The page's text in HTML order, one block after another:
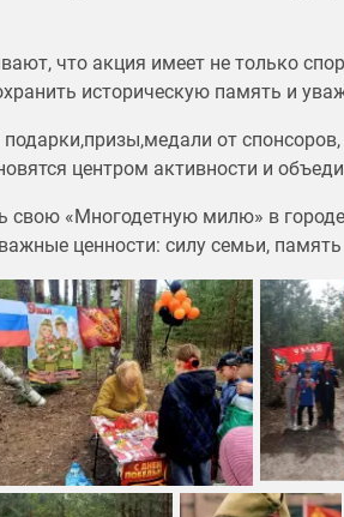
что акция имеет не только
историческую память и
подарки,призы,медали от
центром активности и
свою «Многодетную милю» в
ценности: силу семьи,